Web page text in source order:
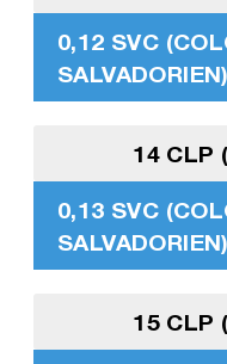
0,12 SVC
SALVADORIEN)
14 CLP
0,13 SVC
SALVADORIEN)
15 CLP